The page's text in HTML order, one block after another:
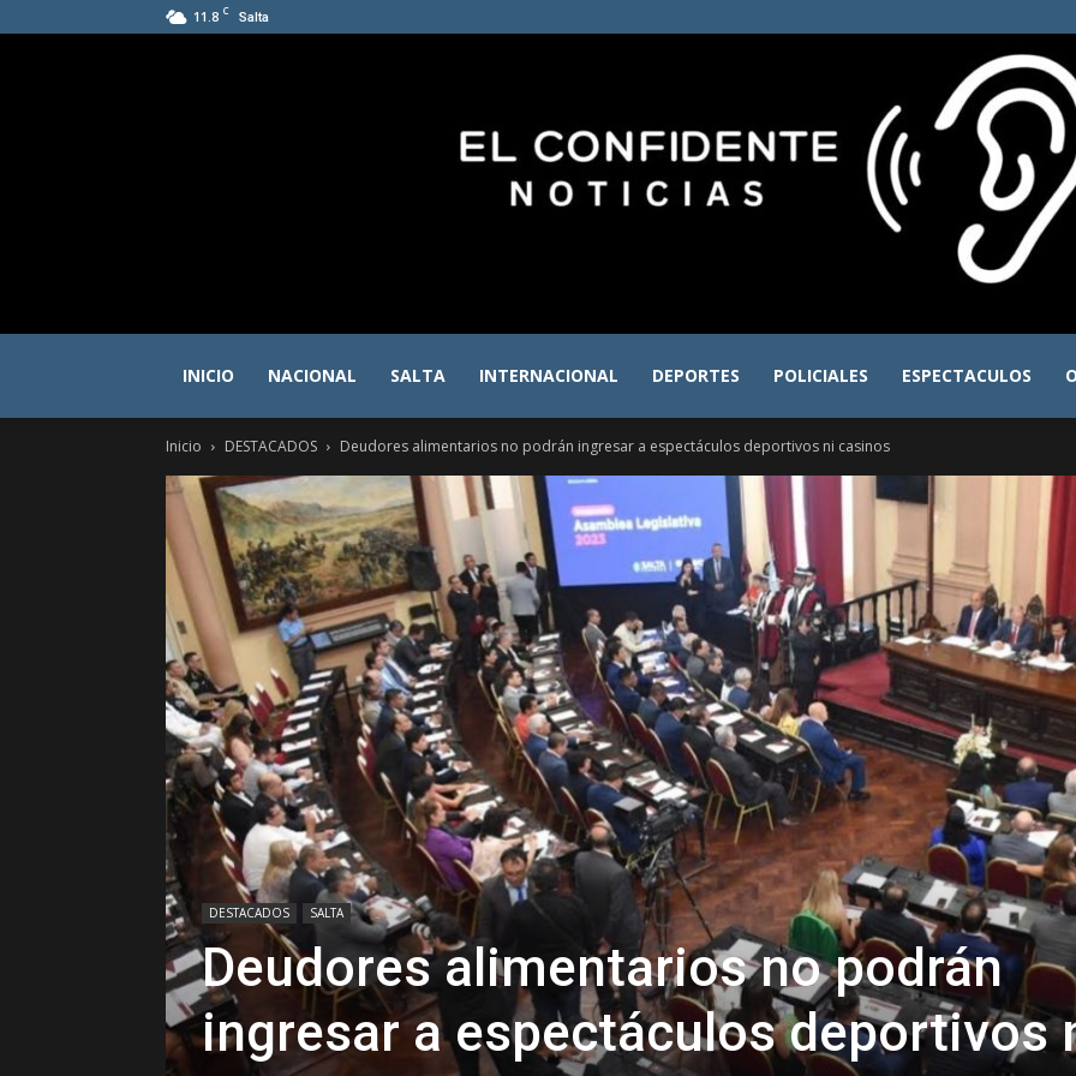
11.8 C Salta
Confidente
INICIO NACIONAL SALTA INTERNACIONAL DEPORTES POLICIALES ESPECTACULOS
Inicio DESTACADOS Deudores alimentarios no podrán ingresar a espectáculos deportivos ni casinos
DESTACADOS SALTA
Deudores alimentarios no podrán
ingresar a espectáculos deportivos